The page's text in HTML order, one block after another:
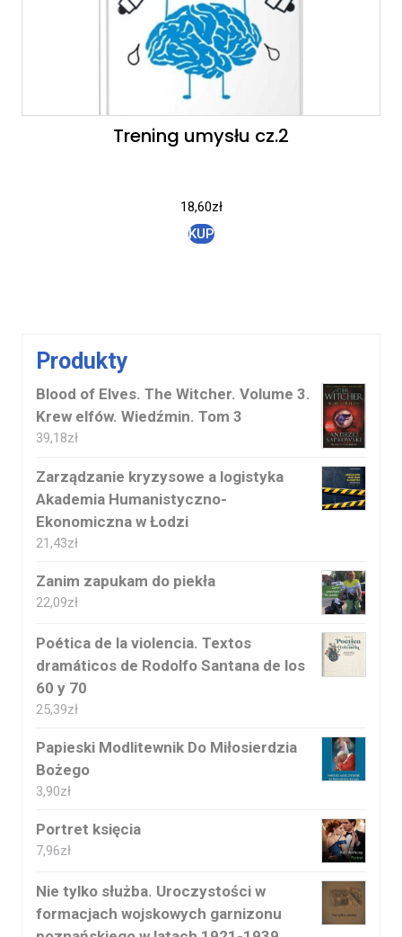
Trening umysłu cz.2
18,60zł
KUP
Produkty
Blood of Elves. The Witcher. Volume 3.
Krew elfów. Wiedźmin. Tom 3
39,18zł
Zarządzanie kryzysowe a logistyka
Akademia Humanistyczno-
Ekonomiczna w Łodzi
21,43zł
Zanim zapukam do piekła
22,09zł
Poética de la violencia. Textos
dramáticos de Rodolfo Santana de los
60 y 70
25,39zł
Papieski Modlitewnik Do Miłosierdzia
Bożego
3,90zł
Portret księcia
7,96zł
Nie tylko służba. Uroczystości w
formacjach wojskowych garnizonu